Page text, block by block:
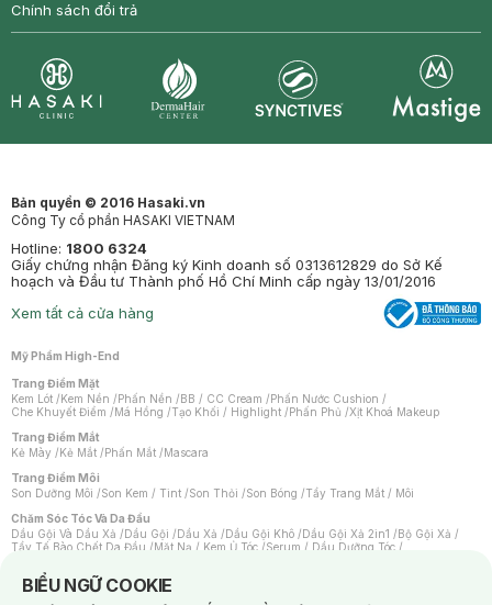
Chính sách đổi trả
Bản quyền © 2016 Hasaki.vn
Công Ty cổ phần HASAKI VIETNAM
Hotline: 1800 6324
Giấy chứng nhận Đăng ký Kinh doanh số 0313612829 do Sở Kế
hoạch và Đầu tư Thành phố Hồ Chí Minh cấp ngày 13/01/2016
Xem tất cả cửa hàng
Mỹ Phẩm High-End
Trang Điểm Mặt
Kem Lót /Kem Nền /Phấn Nền /BB / CC Cream /Phấn Nước Cushion /
Che Khuyết Điểm /Má Hồng /Tạo Khối / Highlight /Phấn Phủ /Xịt Khoá Makeup
Trang Điểm Mắt
Kẻ Mày /Kẻ Mắt /Phấn Mắt /Mascara
Trang Điểm Môi
Son Dưỡng Môi /Son Kem / Tint /Son Thỏi /Son Bóng /Tẩy Trang Mắt / Môi
Chăm Sóc Tóc Và Da Đầu
Dầu Gội Và Dầu Xả /Dầu Gội /Dầu Xả /Dầu Gội Khô /Dầu Gội Xả 2in1 /Bộ Gội Xả /
Tẩy Tế Bào Chết Da Đầu /Mặt Nạ / Kem Ủ Tóc /Serum / Dầu Dưỡng Tóc /
Máy Sấy Tóc
Lược
BIỂU NGỮ COOKIE
Notice about cookies usage